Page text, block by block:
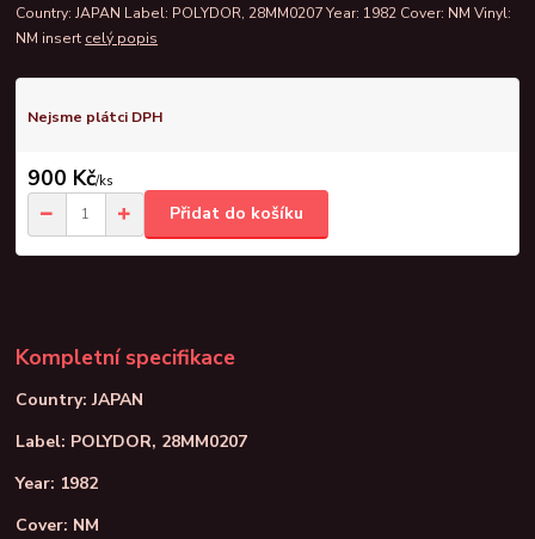
Country: JAPAN Label: POLYDOR, 28MM0207 Year: 1982 Cover: NM Vinyl:
NM insert celý popis
Nejsme plátci DPH
900 Kč/ks
Přidat do košíku
Kompletní specifikace
Country: JAPAN
Label: POLYDOR, 28MM0207
Year: 1982
Cover: NM